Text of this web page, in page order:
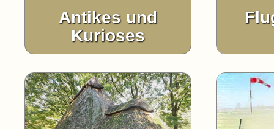
Antikes und
Kurioses